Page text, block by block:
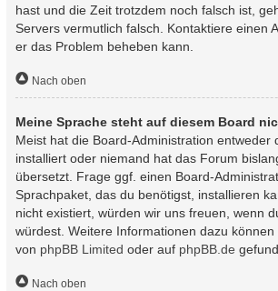
hast und die Zeit trotzdem noch falsch ist,
Servers vermutlich falsch. Kontaktiere einen
er das Problem beheben kann.
Nach oben
Meine Sprache steht auf diesem Board
Meist hat die Board-Administration entweder
installiert oder niemand hat das Forum
übersetzt. Frage ggf. einen Board-
Sprachpaket, das du benötigst, installieren
nicht existiert, würden wir uns freuen, wenn
würdest. Weitere Informationen dazu
von phpBB Limited oder auf phpBB.de
Nach oben